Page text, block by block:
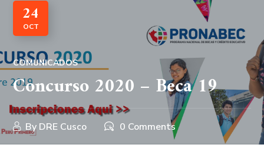
24
OCT
COMUNICADOS
Concurso 2020 – Beca 19
By DRE Cusco 0 Comments